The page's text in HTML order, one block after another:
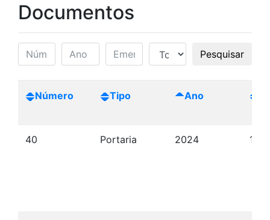
Documentos
Pesquisar
Número Tipo Ano
40 Portaria 2024 19/